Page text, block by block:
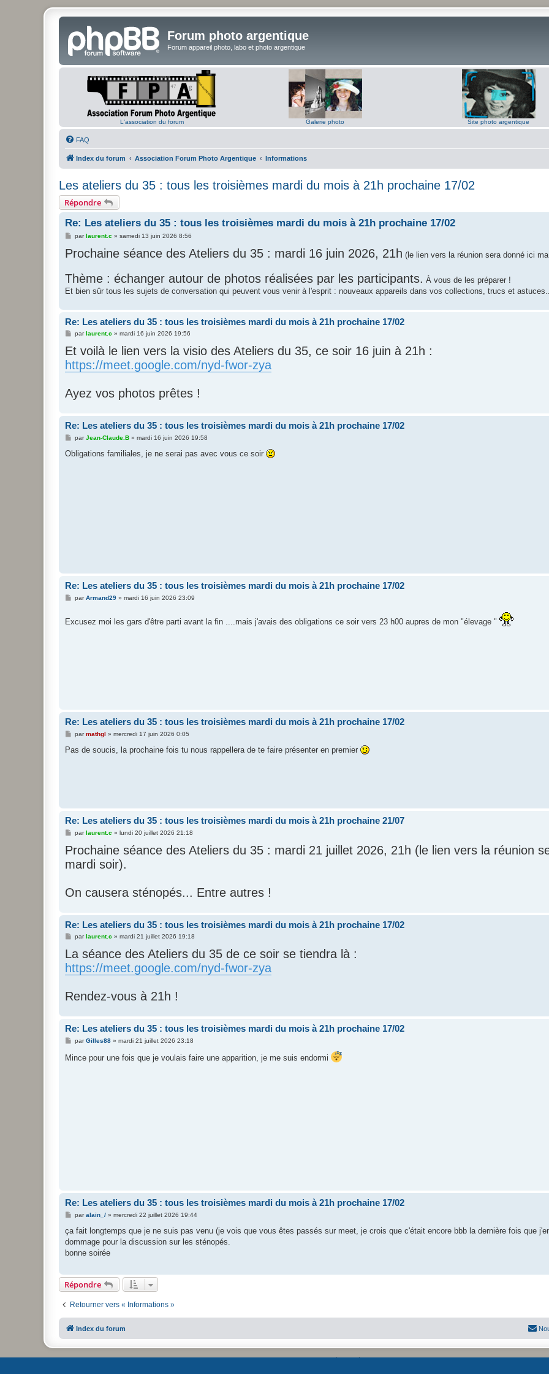
Forum photo argentique
Forum appareil photo, labo et photo argentique
L'association du forum Galerie photo Site photo argentique
FAQ
Index du forum Association Forum Photo Argentique Informations
Les ateliers du 35 : tous les troisièmes mardi du mois à 21h prochaine 17/02
Répondre
Re: Les ateliers du 35 : tous les troisièmes mardi du mois à 21h prochaine 17/02
M
s
s
e
parlaurent.c » samedi 13 juin 2026 8:56
Prochaine séance des Ateliers du 35 : mardi 16 juin 2026, 21h (le lien vers la réunion sera donné ici
Thème : échanger autour de photos réalisées par les participants. À vous de les préparer !
Et bien sûr tous les sujets de conversation qui peuvent vous venir à l'esprit : nouveaux appareils dans vos collections, trucs et astuces...
Re: Les ateliers du 35 : tous les troisièmes mardi du mois à 21h prochaine 17/02
M
s
s
a
g
parlaurent.c » mardi 16 juin 2026 19:56
Et voilà le lien vers la visio des Ateliers du 35, ce soir 16 juin à 21h :
https://meet.google.com/nyd-fwor-zya
Ayez vos photos prêtes !
Re: Les ateliers du 35 : tous les troisièmes mardi du mois à 21h prochaine 17/02
M
s
parJean-Claude.B» mardi 16 juin 2026 19:58
Obligations familiales, je ne serai pas avec vous ce soir
Re: Les ateliers du 35 : tous les troisièmes mardi du mois à 21h prochaine 17/02
M
s
a
parArmand29» mardi 16 juin 2026 23:09
Excusez moi les gars d'être parti avant la fin ....mais j'avais des obligations ce soir vers 23 h00 aupres de mon "élevage "
Re: Les ateliers du 35 : tous les troisièmes mardi du mois à 21h prochaine 17/02
M
s
parmathgl » mercredi 17 juin 2026 0:05
Pas de soucis, la prochaine fois tu nous rappellera de te faire présenter en premier
Re: Les ateliers du 35 : tous les troisièmes mardi du mois à 21h prochaine 21/07
M
s
s
a
g
parlaurent.c » lundi 20 juillet 2026 21:18
Prochaine séance des Ateliers du 35 : mardi 21 juillet 2026, 21h (le lien vers la réunion
mardi soir).
On causera sténopés... Entre autres !
Re: Les ateliers du 35 : tous les troisièmes mardi du mois à 21h prochaine 17/02
M
s
s
a
g
parlaurent.c » mardi 21 juillet 2026 19:18
La séance des Ateliers du 35 de ce soir se tiendra là :
https://meet.google.com/nyd-fwor-zya
Rendez-vous à 21h !
Re: Les ateliers du 35 : tous les troisièmes mardi du mois à 21h prochaine 17/02
M
s
s
parGilles88» mardi 21 juillet 2026 23:18
Mince pour une fois que je voulais faire une apparition, je me suis endormi
Re: Les ateliers du 35 : tous les troisièmes mardi du mois à 21h prochaine 17/02
M
s
a
g
paralain_/» mercredi 22 juillet 2026 19:44
ça fait longtemps que je ne suis pas venu (je vois que vous êtes passés sur meet, je crois que c'était encore bbb la dernière fois que
dommage pour la discussion sur les sténopés.
bonne soirée
Répondre
Retourner vers « Informations »
Index du forum
Développé parphpBB® Forum Software © phpBB Limited